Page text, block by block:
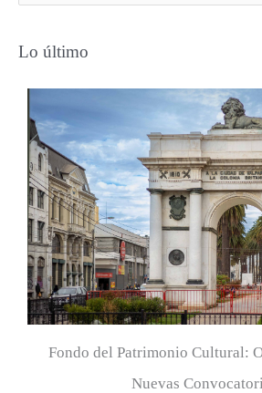
c
Lo último
Fondo del Patrimonio Cultural:
Nuevas